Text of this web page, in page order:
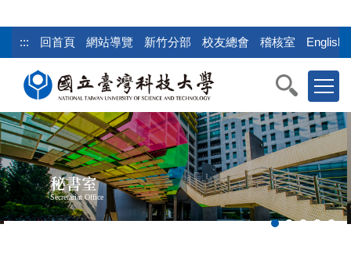
到
區
塊
::: 回首頁 網站導覽 新竹分部 校友總會 稽核室 English
秘書室
Secretariat Office